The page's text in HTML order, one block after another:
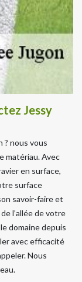
Jessy
? nous vous
matériau. Avec
en surface,
surface
savoir-faire et
l’allée de votre
domaine depuis
avec efficacité
Nous